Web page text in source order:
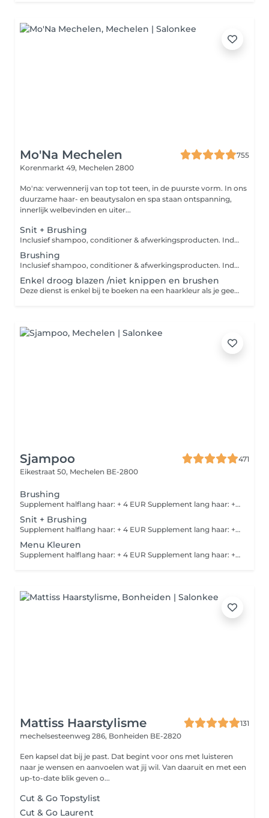
Mo'Na Mechelen
755
Korenmarkt 49, Mechelen 2800
Mo'na: verwennerij van top tot teen, in de puurste vorm. In ons
duurzame haar- en beautysalon en spa staan ontspanning,
innerlijk welbevinden en uiter...
Snit + Brushing
Inclusief shampoo, conditioner & afwerkingsproducten. Indien u een intensievere verzorging wenst, gelieve deze apart bij te boeken bij de categorie "Hair - Aveda Verzorging". Wens je geen brushing mag je dat vermelden bij opmerkingen.
Brushing
Inclusief shampoo, conditioner & afwerkingsproducten. Indien u een intensievere verzorging wenst, gelieve deze apart bij te boeken bij de categorie "Hair - Aveda Verzorging".
Enkel droog blazen /niet knippen en brushen
Deze dienst is enkel bij te boeken na een haarkleur als je geen brushing wenst
Sjampoo
471
Eikestraat 50, Mechelen BE-2800
Brushing
Supplement halflang haar: + 4 EUR Supplement lang haar: + 7 EUR
Snit + Brushing
Supplement halflang haar: + 4 EUR Supplement lang haar: + 7 EUR
Menu Kleuren
Supplement halflang haar: + 4 EUR Supplement lang haar: + 7 EUR Opleg kleur: 1/2 tube = 11 EUR, 1 tube = 17 EUR
Mattiss Haarstylisme
131
mechelsesteenweg 286, Bonheiden BE-2820
Een kapsel dat bij je past. Dat begint voor ons met luisteren
naar je wensen en aanvoelen wat jij wil. Van daaruit en met een
up-to-date blik geven o...
Cut & Go Topstylist
Cut & Go Laurent